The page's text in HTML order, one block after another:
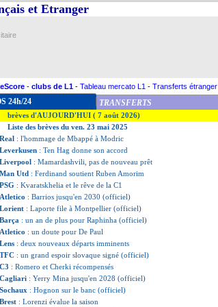
et Etranger
- clubs de L1 - Tableau mercato L1 - Transferts étranger
24h/24 TRANSFERTS
brèves d'AUJOURD'HUI ( 7 août 2026)
Liste des brèves du ven. 23 mai 2025
Real : l'hommage de Mbappé à Modric
Leverkusen : Ten Hag donne son accord
Liverpool : Mamardashvili, pas de nouveau prêt
Man Utd : Ferdinand soutient Ruben Amorim
PSG : Kvaratskhelia et le rêve de la C1
Atletico : Barrios jusqu'en 2030 (officiel)
Lorient : Laporte file à Montpellier (officiel)
Barça : un an de plus pour Raphinha (officiel)
Atletico : un doute pour De Paul
Lens : deux nouveaux départs imminents
TFC : un grand espoir slovaque signé (officiel)
C3 : Romero et Cherki récompensés
Cagliari : Yerry Mina jusqu'en 2028 (officiel)
Sochaux : Hognon sur le banc (officiel)
Brest : Lorenzi évalue la saison